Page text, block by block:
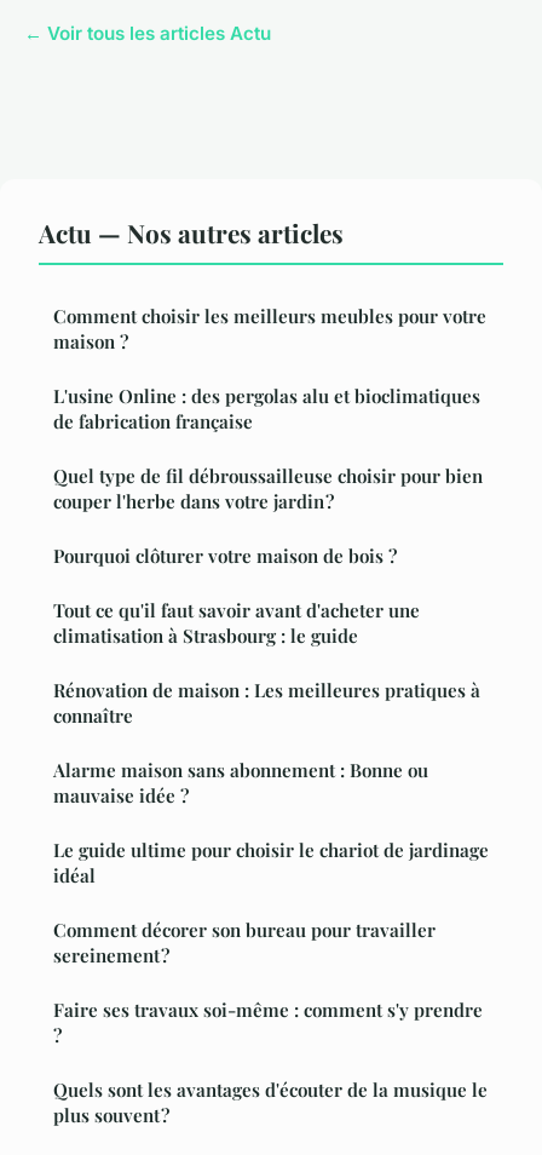
← Voir tous les articles Actu
Actu — Nos autres articles
Comment choisir les meilleurs meubles pour votre
maison ?
L'usine Online : des pergolas alu et bioclimatiques
de fabrication française
Quel type de fil débroussailleuse choisir pour bien
couper l'herbe dans votre jardin ?
Pourquoi clôturer votre maison de bois ?
Tout ce qu'il faut savoir avant d'acheter une
climatisation à Strasbourg : le guide
Rénovation de maison : Les meilleures pratiques à
connaître
Alarme maison sans abonnement : Bonne ou
mauvaise idée ?
Le guide ultime pour choisir le chariot de jardinage
idéal
Comment décorer son bureau pour travailler
sereinement ?
Faire ses travaux soi-même : comment s'y prendre
?
Quels sont les avantages d'écouter de la musique le
plus souvent ?